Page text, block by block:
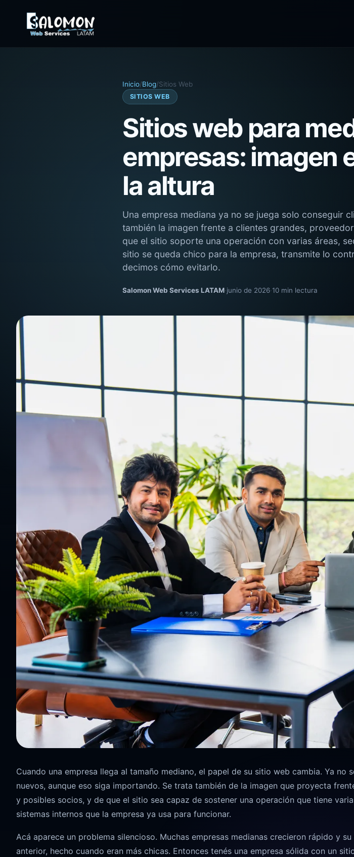
Inicio/Blog/Sitios Web
SITIOS WEB
Sitios web para
empresas: imagen
la altura
Una empresa mediana ya no se juega solo conseguir
también la imagen frente a clientes grandes,
que el sitio soporte una operación con varias áreas,
sitio se queda chico para la empresa, transmite lo
decimos cómo evitarlo.
Salomon Web Services LATAM·junio de 2026·10 min lectura
Cuando una empresa llega al tamaño mediano, el papel de su sitio web cambia. Ya no
nuevos, aunque eso siga importando. Se trata también de la imagen que proyecta
y posibles socios, y de que el sitio sea capaz de sostener una operación que tiene
sistemas internos que la empresa ya usa para funcionar.
Acá aparece un problema silencioso. Muchas empresas medianas crecieron rápido y
anterior, hecho cuando eran más chicas. Entonces tenés una empresa sólida con un